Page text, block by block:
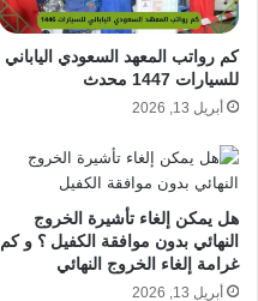
كم رواتب المعهد السعودي الياباني
للسيارات 1447 محدث
أبريل 13, 2026
هل يمكن إلغاء تأشيرة الخروج
النهائي بدون موافقة الكفيل ؟ و كم
غرامة إلغاء الخروج النهائي
أبريل 13, 2026